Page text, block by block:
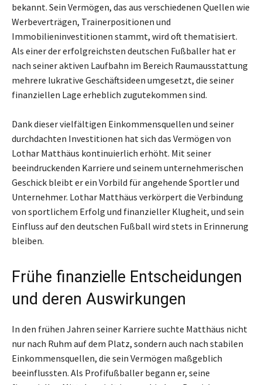
bekannt. Sein Vermögen, das aus verschiedenen Quellen wie
Werbeverträgen, Trainerpositionen und
Immobilieninvestitionen stammt, wird oft thematisiert.
Als einer der erfolgreichsten deutschen Fußballer hat er
nach seiner aktiven Laufbahn im Bereich Raumausstattung
mehrere lukrative Geschäftsideen umgesetzt, die seiner
finanziellen Lage erheblich zugutekommen sind.
Dank dieser vielfältigen Einkommensquellen und seiner
durchdachten Investitionen hat sich das Vermögen von
Lothar Matthäus kontinuierlich erhöht. Mit seiner
beeindruckenden Karriere und seinem unternehmerischen
Geschick bleibt er ein Vorbild für angehende Sportler und
Unternehmer. Lothar Matthäus verkörpert die Verbindung
von sportlichem Erfolg und finanzieller Klugheit, und sein
Einfluss auf den deutschen Fußball wird stets in Erinnerung
bleiben.
Frühe finanzielle Entscheidungen
und deren Auswirkungen
In den frühen Jahren seiner Karriere suchte Matthäus nicht
nur nach Ruhm auf dem Platz, sondern auch nach stabilen
Einkommensquellen, die sein Vermögen maßgeblich
beeinflussten. Als Profifußballer begann er, seine